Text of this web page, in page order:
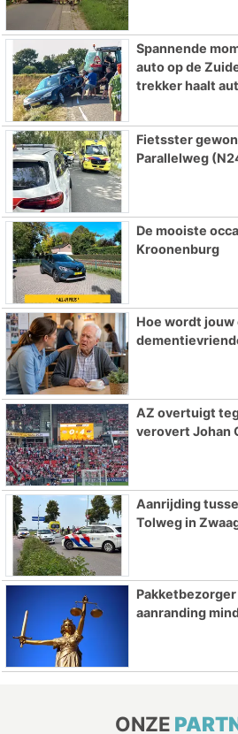
Spannende
auto op de
trekker haalt
Fietsster
Parallelweg
De mooiste
Kroonenburg
Hoe wordt
AZ overtuigt
verovert Johan
Aanrijding
Tolweg in
aanranding
ONZE